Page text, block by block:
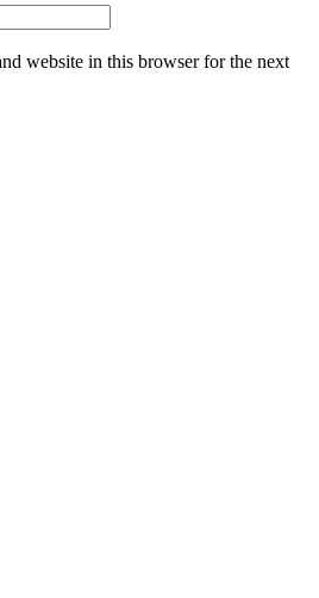
website in this browser for the next